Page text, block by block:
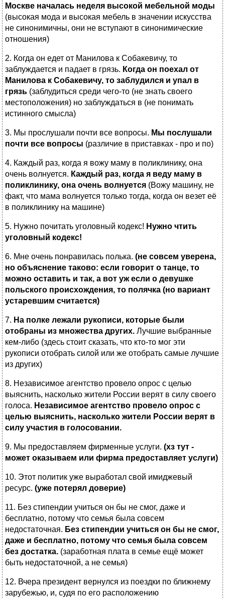
Москве началась неделя высокой мебельной моды
(высокая мода и высокая мебель в значении искусства
не синонимичны, они не вступают в синонимические
отношения)
2. Когда он едет от Манилова к Собакевичу, то
заблуждается и падает в грязь. Когда он поехал от
Манилова к Собакевичу, то заблудился и упал в
грязь (заблудиться среди чего-то (не знать своего
местоположения) но заблуждаться в (не понимать
истинного смысла)
3. Мы прослушали почти все вопросы. Мы послушали
почти все вопросы (различие в приставках - про и по)
4. Каждый раз, когда я вожу маму в поликлинику, она
очень волнуется. Каждый раз, когда я веду маму в
поликлинику, она очень волнуется (Вожу машину, не
факт, что мама волнуется только тогда, когда он везет её
в поликлинику на машине)
5. Нужно почитать уголовный кодекс! Нужно чтить
уголовный кодекс!
6. Мне очень понравилась полька. (не совсем уверена,
но объяснение таково: если говорит о танце, то
можно оставить и так, а вот уж если о девушке
польского происхождения, то полячка (но вариант
устаревшим считается)
7. На полке лежали рукописи, которые были
отобраны из множества других. Лучшие выбранные
кем-либо (здесь стоит сказать, что кто-то мог эти
рукописи отобрать силой или же отобрать самые лучшие
из других)
8. Независимое агентство провело опрос с целью
выяснить, насколько жители России верят в силу своего
голоса. Независимое агентство провело опрос с
целью выяснить, насколько жители России верят в
силу участия в голосовании.
9. Мы предоставляем фирменные услуги. (хз тут -
может оказываем или фирма предоставляет услуги)
10. Этот политик уже выработал свой имиджевый
ресурс. (уже потерял доверие)
11. Без стипендии учиться он бы не смог, даже и
бесплатно, потому что семья была совсем
недостаточная. Без стипендии учиться он бы не смог,
даже и бесплатно, потому что семья была совсем
без достатка. (заработная плата в семье ещё может
быть недостаточной, а не семья)
12. Вчера президент вернулся из поездки по ближнему
зарубежью, и, судя по его расположению